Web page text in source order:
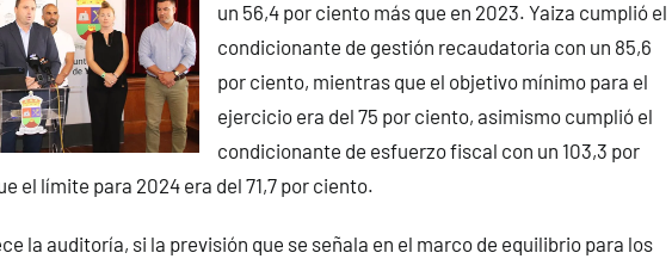
un 56,4 por ciento más que en 2023. Yaiza cumplió el
condicionante de gestión recaudatoria con un 85,6
por ciento, mientras que el objetivo mínimo para el
ejercicio era del 75 por ciento, asimismo cumplió el
condicionante de esfuerzo fiscal con un 103,3 por
el límite para 2024 era del 71,7 por ciento.
la auditoría, si la previsión que se señala en el marco de equilibrio para los